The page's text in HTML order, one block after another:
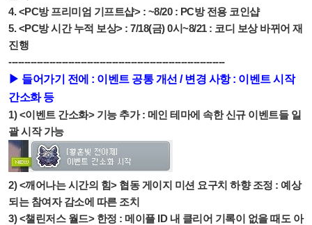
4. <PC방 프리미엄 기프트샵> : ~8/20 : PC방 전용 코인샵
5. <PC방 시간 누적 보상> : 7/18(금) 0시~8/21 : 코디 보상 바뀌어 재
진행
---------------------------------------------------------------------
▶ 들어가기 전에 : 이벤트 공통 개선 / 변경 사항 : 이벤트 시작
간소화 등
1) <이벤트 간소화> 기능 추가 : 메인 테마에 속한 신규 이벤트들 일
괄 시작 가능
2) <깨어나는 시간의 힘> 협동 게이지 미션 요구치 하향 조정 : 예상
되는 참여자 감소에 따른 조치
3) <챌린저스 월드> 한정 : 메이플 ID 내 클리어 기록이 없을 때도 아